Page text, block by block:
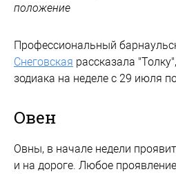
положение
Профессиональный
Снеговская рассказала
зодиака на неделе с 29 июля по
Овен
Овны, в начале недели
и на дороге. Любое